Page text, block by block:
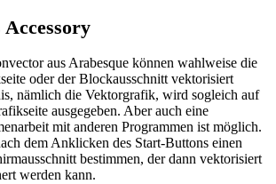
aus Arabesque können wahlweise die
oder der Blockausschnitt vektorisiert
nämlich die Vektorgrafik, wird sogleich auf
ausgegeben. Aber auch eine
mit anderen Programmen ist möglich.
dem Anklicken des Start-Buttons einen
bestimmen, der dann vektorisiert
werden kann.